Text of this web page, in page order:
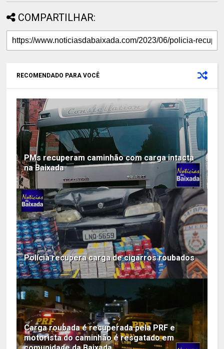
COMPARTILHAR:
RECOMENDADO PARA VOCÊ
PMs recuperam caminhão com carga intacta
na Baixada
Polícia recupera carga de cigarros roubados
Carga roubada é recuperada pela PRF e
motorista do caminhão é resgatado em